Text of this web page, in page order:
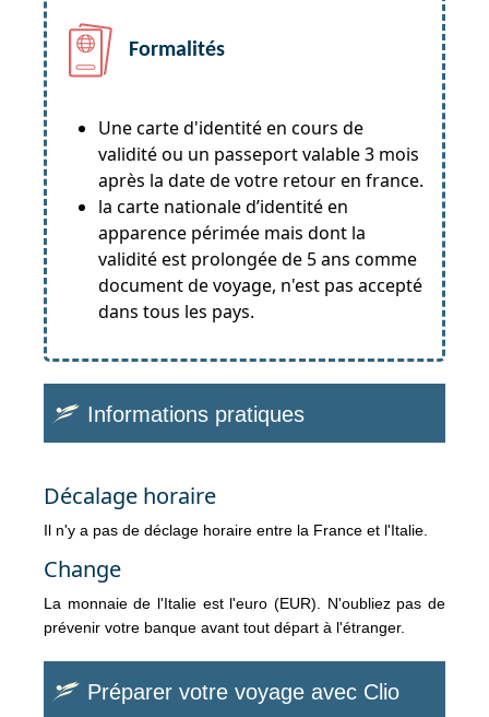
Formalités
Une carte d'identité en cours de
validité ou un passeport valable 3 mois
après la date de votre retour en france.
la carte nationale d’identité en
apparence périmée mais dont la
validité est prolongée de 5 ans comme
document de voyage, n'est pas accepté
dans tous les pays.
Informations pratiques
Décalage horaire
Il n'y a pas de déclage horaire entre la France et l'Italie.
Change
La monnaie de l'Italie est l'euro (EUR). N'oubliez pas de
prévenir votre banque avant tout départ à l'étranger.
Préparer votre voyage avec Clio